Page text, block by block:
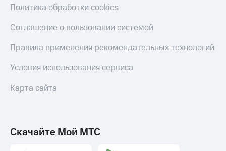
Политика обработки cookies
Соглашение о пользовании системой
Правила применения рекомендательных технологий
Условия использования сервиса
Карта сайта
Скачайте Мой МТС